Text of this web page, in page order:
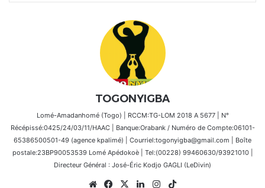
TOGONYIGBA
Lomé-Amadanhomé (Togo) | RCCM:TG-LOM 2018 A 5677 | N°
Récépissé:0425/24/03/11/HAAC | Banque:Orabank / Numéro de Compte:06101-
65386500501-49 (agence kpalimé) | Courriel:togonyigba@gmail.com | Boîte
postale:23BP90053539 Lomé Apédokoè | Tel:(00228) 99460630/93921010 |
Directeur Général : José-Éric Kodjo GAGLI (LeDivin)
WebsiteFacebook
X LinkedinInstagram